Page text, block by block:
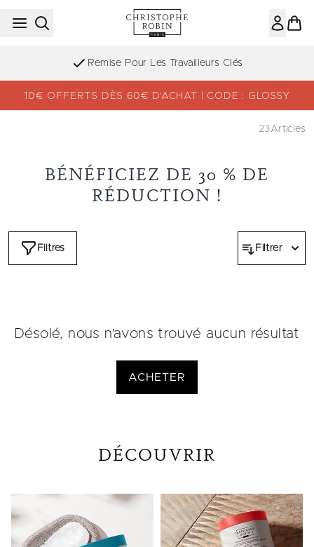
Passer au contenu principal
Remise Pour Les Travailleurs Clés
10€ OFFERTS DÈS 60€ D’ACHAT | CODE : GLOSSY
23Articles
BÉNÉFICIEZ DE 30 % DE
RÉDUCTION !
Filtres Filtrer
Désolé, nous n'avons trouvé aucun résultat
ACHETER
DÉCOUVRIR